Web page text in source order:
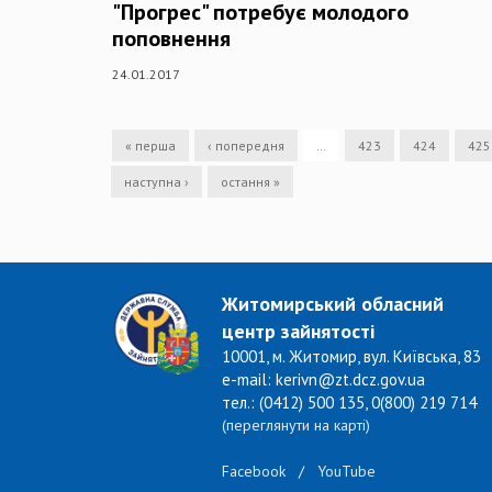
"Прогрес" потребує молодого
поповнення
24.01.2017
« перша ‹ попередня … 423 424 425
наступна › остання »
Житомирський обласний
центр зайнятості
10001, м. Житомир, вул. Київська, 83
e-mail: kerivn@zt.dcz.gov.ua
тел.: (0412) 500 135, 0(800) 219 714
(переглянути на карті)
Facebook / YouTube